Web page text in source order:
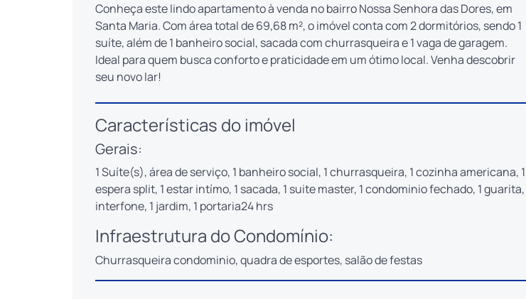
Conheça este lindo apartamento à venda no bairro Nossa Senhora das Dores, em
Santa Maria. Com área total de 69,68 m², o imóvel conta com 2 dormitórios, sendo 1
suíte, além de 1 banheiro social, sacada com churrasqueira e 1 vaga de garagem.
Ideal para quem busca conforto e praticidade em um ótimo local. Venha descobrir
seu novo lar!
Características do imóvel
Gerais:
1 Suíte(s), área de serviço, 1 banheiro social, 1 churrasqueira, 1 cozinha americana, 1
espera split, 1 estar intímo, 1 sacada, 1 suite master, 1 condominio fechado, 1 guarita,
interfone, 1 jardim, 1 portaria24 hrs
Infraestrutura do Condomínio:
Churrasqueira condominio, quadra de esportes, salão de festas